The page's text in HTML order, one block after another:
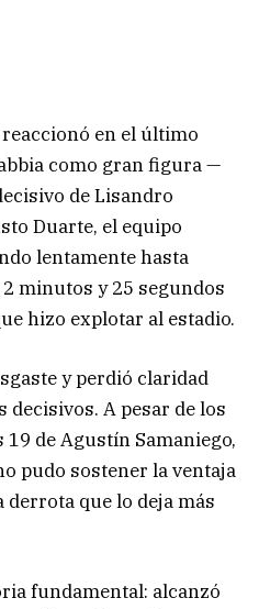
en el último
como gran figura —
de Lisandro
Duarte, el equipo
lentamente hasta
minutos y 25 segundos
hizo explotar al estadio.
y perdió claridad
decisivos. A pesar de los
19 de Agustín Samaniego,
pudo sostener la ventaja
que lo deja más
fundamental: alcanzó